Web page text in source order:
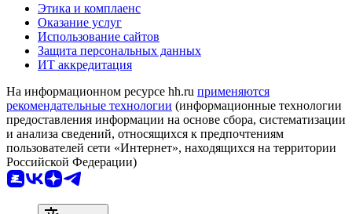
Этика и комплаенс
Оказание услуг
Использование сайтов
Защита персональных данных
ИТ аккредитация
На информационном ресурсе hh.ru применяются
рекомендательные технологии (информационные технологии
предоставления информации на основе сбора, систематизации
и анализа сведений, относящихся к предпочтениям
пользователей сети «Интернет», находящихся на территории
Российской Федерации)